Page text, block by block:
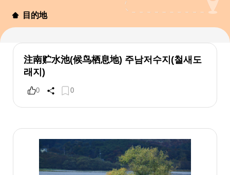
目的地
注南贮水池(候鸟栖息地) 주남저수지(철새도
래지)
0 0